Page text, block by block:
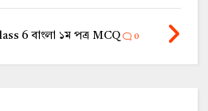
6 বাংলা ১ম পত্র MCQ 0